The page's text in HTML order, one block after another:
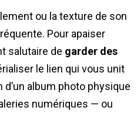
ou la texture de son
Pour apaiser
salutaire de garder des
le lien qui vous unit
album photo physique
numériques — ou